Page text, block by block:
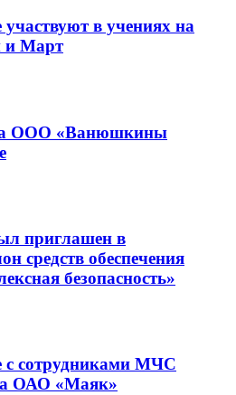
в учениях на
и Март
ООО «Ванюшкины
приглашен в
средств обеспечения
безопасность»
с сотрудниками МЧС
ОАО «Маяк»